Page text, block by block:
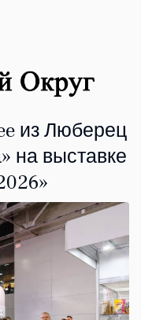
из Люберец
на выставке